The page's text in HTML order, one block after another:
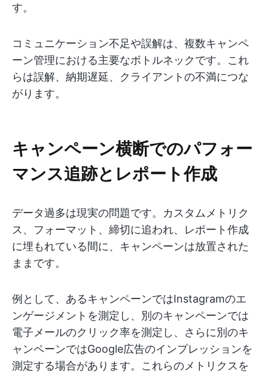
す。
コミュニケーション不足や誤解は、複数キャンペ
ーン管理における主要なボトルネックです。これ
らは誤解、納期遅延、クライアントの不満につな
がります。
キャンペーン横断でのパフォー
マンス追跡とレポート作成
データ過多は現実の問題です。カスタムメトリク
ス、フォーマット、締切に追われ、レポート作成
に埋もれている間に、キャンペーンは放置された
ままです。
例として、あるキャンペーンではInstagramのエ
ンゲージメントを測定し、別のキャンペーンでは
電子メールのクリック率を測定し、さらに別のキ
ャンペーンではGoogle広告のインプレッションを
測定する場合があります。これらのメトリクスを